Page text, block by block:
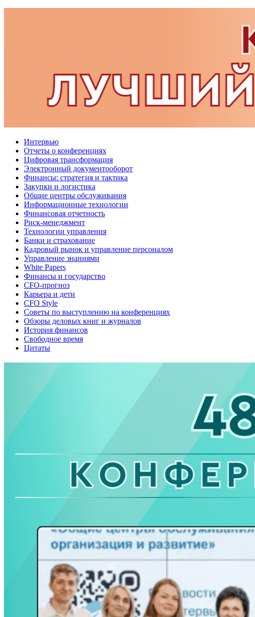
Интервью
Отчеты о конференциях
Цифровая трансформация
Электронный документооборот
Финансы: стратегия и тактика
Закупки и логистика
Общие центры обслуживания
Информационные технологии
Финансовая отчетность
Риск-менеджмент
Технологии управления
Банки и страхование
Кадровый рынок и управление персоналом
Управление знаниями
White Papers
Финансы и государство
CFO-прогноз
Карьера и дети
CFO Style
Советы по выступлению на конференциях
Обзоры деловых книг и журналов
История финансов
Свободное время
Цитаты